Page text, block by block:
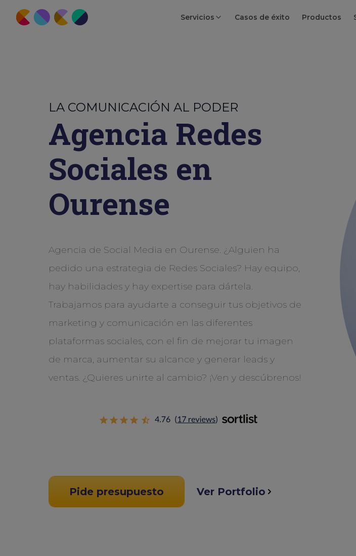
Servicios Casos de éxito Productos
LA COMUNICACIÓN AL PODER
Agencia Redes
Sociales en
Ourense
Agencia de Social Media en Ourense. ¿Alguien ha
pedido una estrategia de Redes Sociales? Hay equipo,
hay habilidades y hay expertise para dártela.
Trabajamos para ayudarte a conseguir tus objetivos de
marketing y comunicación en las diferentes
plataformas sociales, con el fin de mejorar tu imagen
de marca, aumentar su alcance y generar leads y
ventas. ¿Quieres unirte al cambio? ¡Ven y descúbrenos!
Pide presupuesto Ver Portfolio